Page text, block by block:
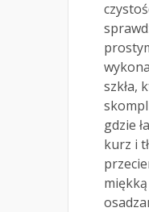
szkła,
gdzie
kurz i